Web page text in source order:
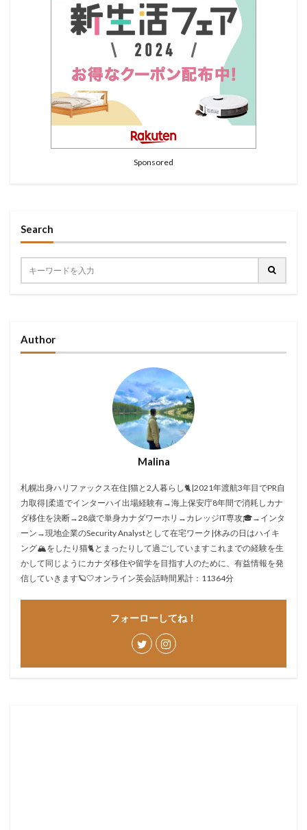
Sponsored
Search
Author
Malina
札幌出身ハリファックス在住|猫と2人暮らし🐈|2021年渡航3年目でPR自
力取得|柔道でインターハイ出場経験有→海上保安庁8年間で消耗しカナ
ダ移住を決断→28歳で単身カナダワーホリ→カレッジIT専攻🎓→インタ
ーン→現地企業のSecurity Analystとして在宅ワーク|休みの日はハイキ
ング🏔をしたり猫🐈とまったりして過ごしていますこれまでの経験を生
かして同じようにカナダ移住や留学を目指す人のために、有益情報を発
信していきます🪐🤍オンライン英会話時間累計：11364分
フォーローしてね！